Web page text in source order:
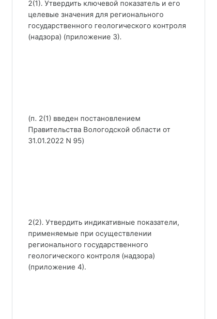
2(1). Утвердить ключевой показатель и его
целевые значения для регионального
государственного геологического контроля
(надзора) (приложение 3).
(п. 2(1) введен постановлением
Правительства Вологодской области от
31.01.2022 N 95)
2(2). Утвердить индикативные показатели,
применяемые при осуществлении
регионального государственного
геологического контроля (надзора)
(приложение 4).